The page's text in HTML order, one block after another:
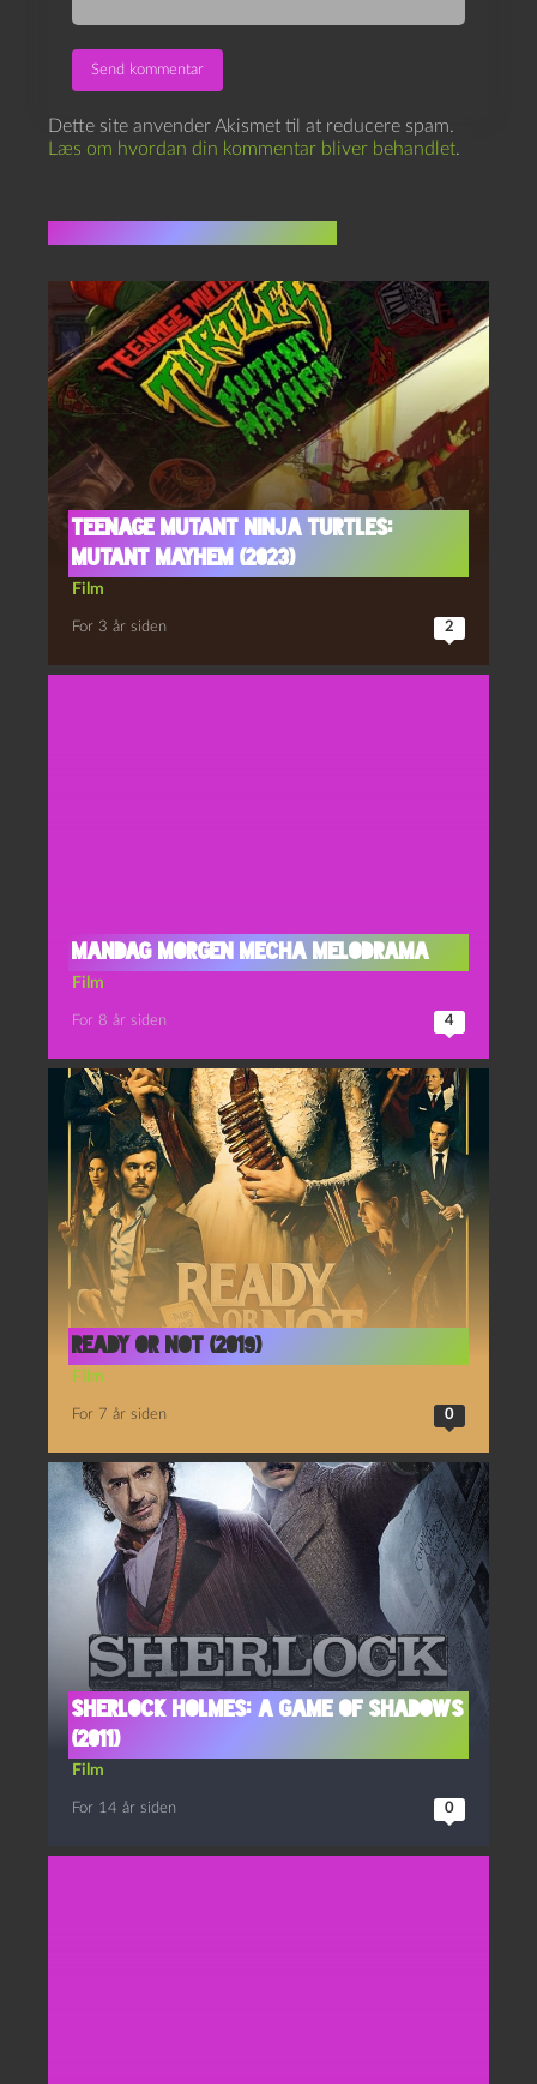
Dette site anvender Akismet til at reducere spam.
Læs om hvordan din kommentar bliver behandlet.
Teenage mutant ninja turtles:
Mutant mayhem (2023)
Film
For 3 år siden 2
Mandag Morgen Mecha Melodrama
Film
For 8 år siden 4
Ready or Not (2019)
Film
For 7 år siden 0
Sherlock Holmes: A Game of Shadows
(2011)
Film
For 14 år siden 0